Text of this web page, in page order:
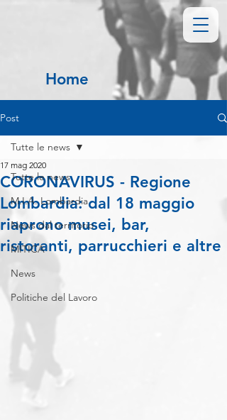
Home
Post
Tutte le news
M.I.A. Lombardia
News dal territorio
MITICA
News
Politiche del Lavoro
Tutte le news
CORONAVIRUS - Regione
Lombardia: dal 18 maggio
riaprono musei, bar,
ristoranti, parrucchieri e altre
17 mag 2020